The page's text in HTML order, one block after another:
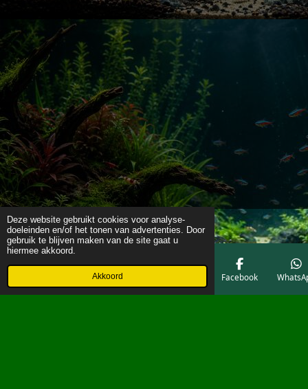
Deze website gebruikt cookies voor analyse-
doeleinden en/of het tonen van advertenties. Door
gebruik te blijven maken van de site gaat u
hiermee akkoord.
Akkoord
Telefoonnummer Facebook